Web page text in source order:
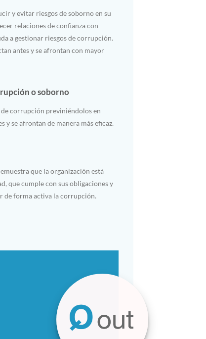
y evitar riesgos de soborno en su
relaciones de confianza con
a gestionar riesgos de corrupción.
antes y se afrontan con mayor
o soborno
corrupción previniéndolos en
y se afrontan de manera más eficaz.
que la organización está
que cumple con sus obligaciones y
de forma activa la corrupción.